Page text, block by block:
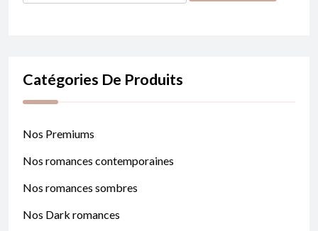
Catégories De Produits
Nos Premiums
Nos romances contemporaines
Nos romances sombres
Nos Dark romances